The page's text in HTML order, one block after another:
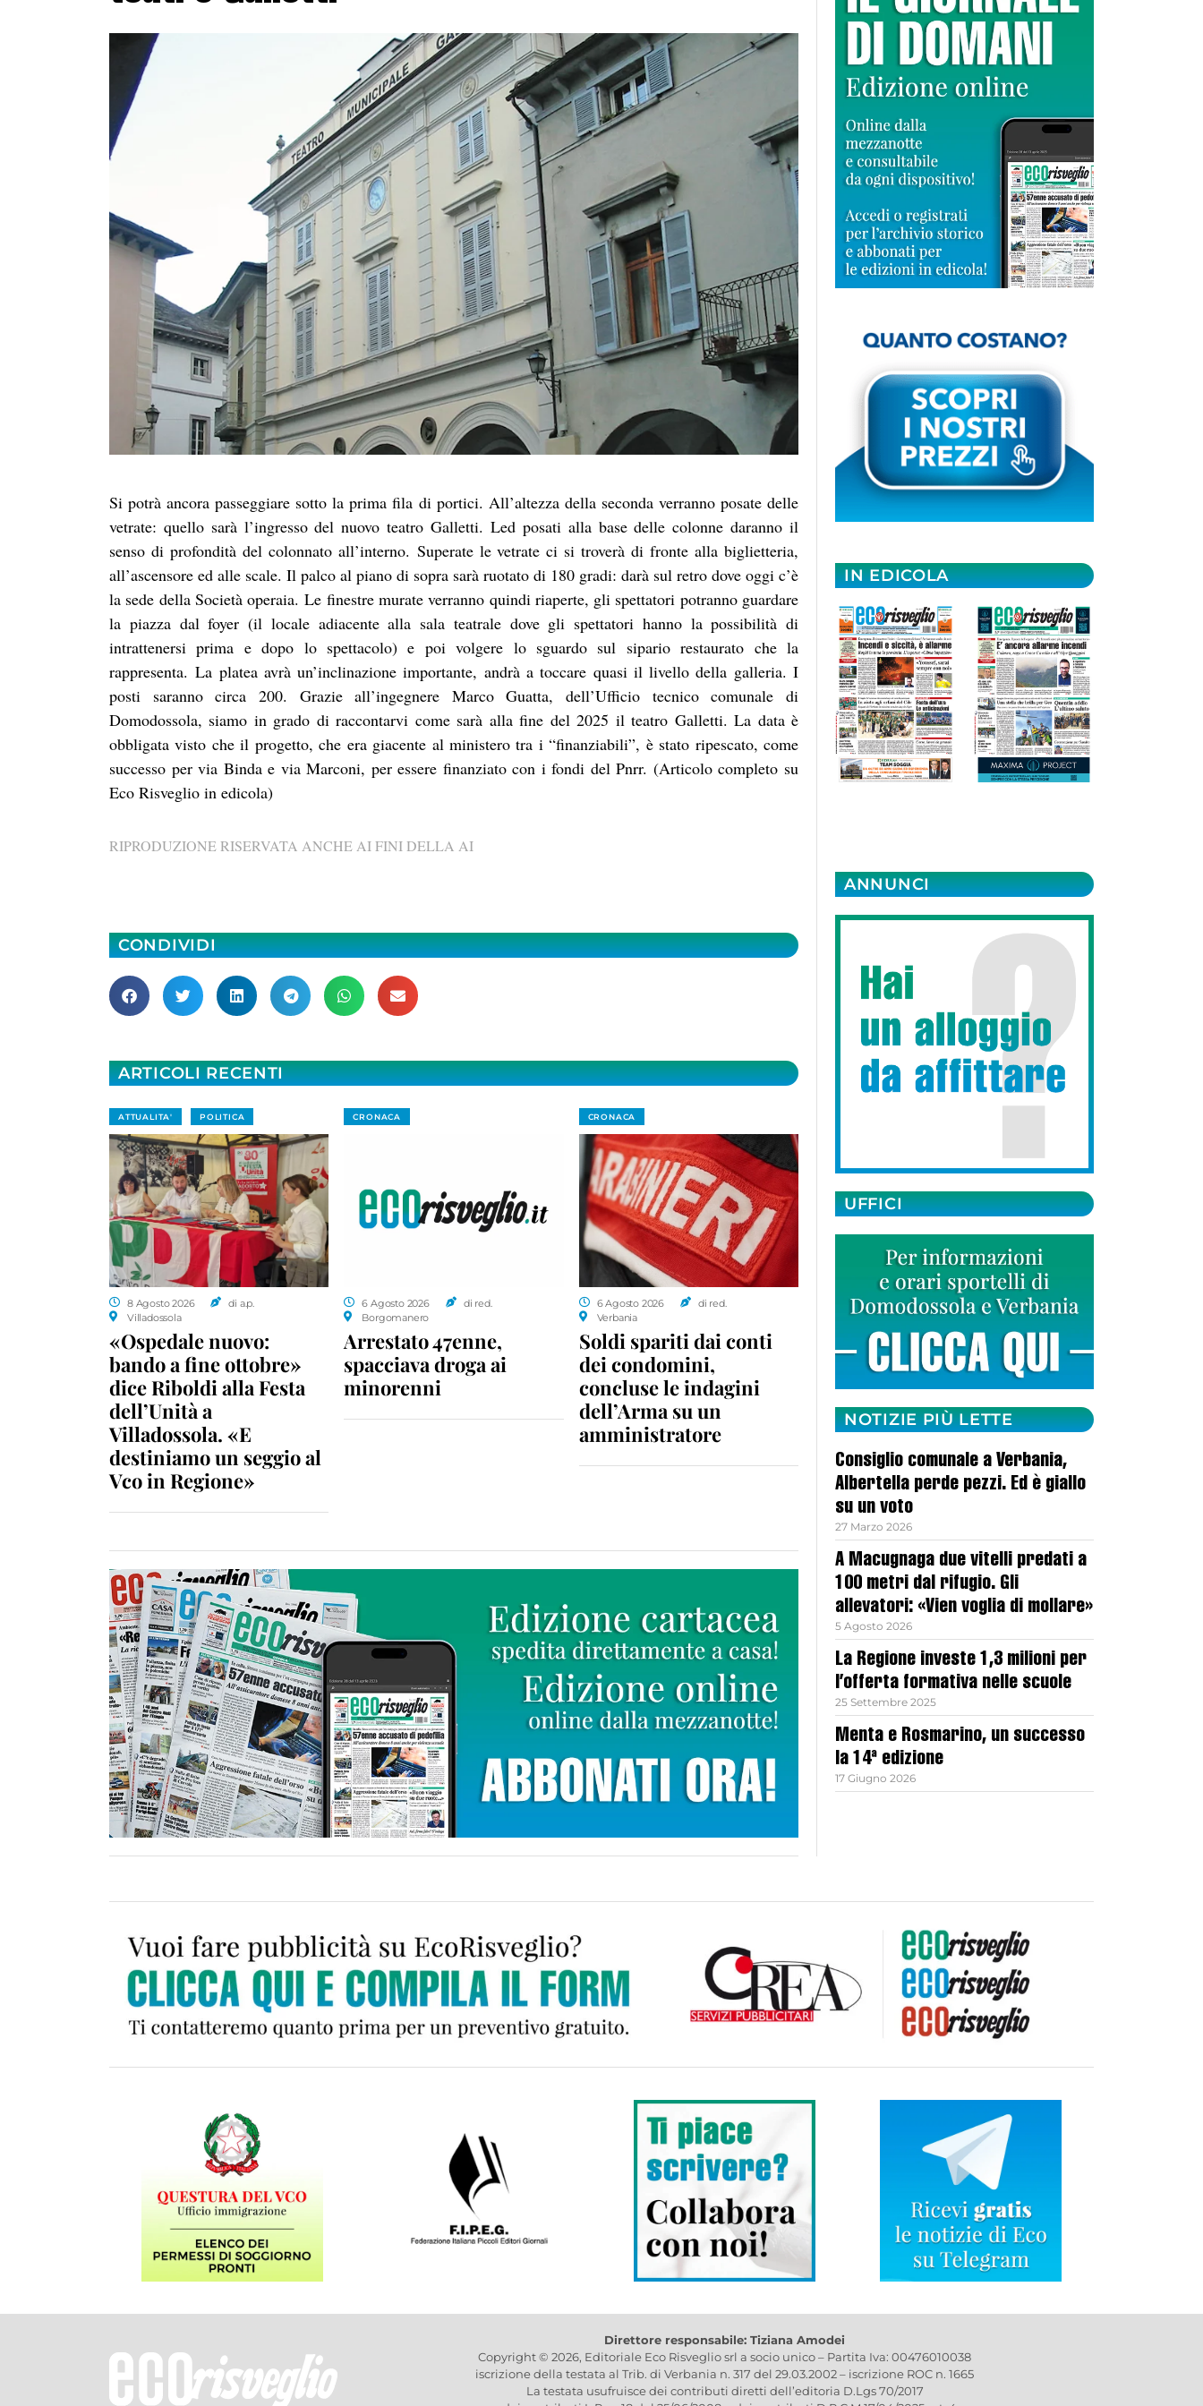
Si potrà ancora passeggiare sotto la prima fila di portici. All’altezza della seconda verranno posate delle
vetrate: quello sarà l’ingresso del nuovo teatro Galletti. Led posati alla base delle colonne daranno il
senso di profondità del colonnato all’interno. Superate le vetrate ci si troverà di fronte alla biglietteria,
all’ascensore ed alle scale. Il palco al piano di sopra sarà ruotato di 180 gradi: darà sul retro dove oggi c’è
la sede della Società operaia. Le finestre murate verranno quindi riaperte, gli spettatori potranno guardare
la piazza dal foyer (il locale adiacente alla sala teatrale dove gli spettatori hanno la possibilità di
intrattenersi prima e dopo lo spettacolo) e poi volgere lo sguardo sul sipario restaurato che la
rappresenta. La platea avrà un’inclinazione importante, andrà a toccare quasi il livello della galleria. I
posti saranno circa 200. Grazie all’ingegnere Marco Guatta, dell’Ufficio tecnico comunale di
Domodossola, siamo in grado di raccontarvi come sarà alla fine del 2025 il teatro Galletti. La data è
obbligata visto che il progetto, che era giacente al ministero tra i “finanziabili”, è stato ripescato, come
successo per via Binda e via Marconi, per essere finanziato con i fondi del Pnrr. (Articolo completo su
Eco Risveglio in edicola)
RIPRODUZIONE RISERVATA ANCHE AI FINI DELLA AI
CONDIVIDI
ARTICOLI RECENTI
ATTUALITA' POLITICA
8 Agosto 2026
di a.p.
Villadossola
«Ospedale nuovo:
bando a fine ottobre»
dice Riboldi alla Festa
dell’Unità a
Villadossola. «E
destiniamo un seggio al
Vco in Regione»
CRONACA
6 Agosto 2026
di red.
Borgomanero
Arrestato 47enne,
spacciava droga ai
minorenni
CRONACA
6 Agosto 2026
di red.
Verbania
Soldi spariti dai conti
dei condomini,
concluse le indagini
dell’Arma su un
amministratore
IN EDICOLA
ANNUNCI
UFFICI
NOTIZIE PIÙ LETTE
Consiglio comunale a Verbania,
Albertella perde pezzi. Ed è giallo
su un voto
27 Marzo 2026
A Macugnaga due vitelli predati a
100 metri dal rifugio. Gli
allevatori: «Vien voglia di mollare»
5 Agosto 2026
La Regione investe 1,3 milioni per
l’offerta formativa nelle scuole
25 Settembre 2025
Menta e Rosmarino, un successo
la 14ª edizione
17 Giugno 2026
Direttore responsabile: Tiziana Amodei
Copyright © 2026, Editoriale Eco Risveglio srl a socio unico – Partita Iva: 00476010038
iscrizione della testata al Trib. di Verbania n. 317 del 29.03.2002 – iscrizione ROC n. 1665
La testata usufruisce dei contributi diretti dell’editoria D.Lgs 70/2017